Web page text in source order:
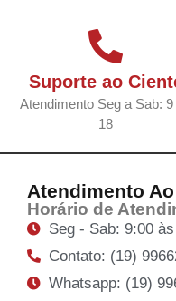
Suporte ao
Atendimento Seg a Sab: 9
18
Atendimento
Horário de
Seg - Sab: 9:00
Contato: (19)
Whatsapp: (19)